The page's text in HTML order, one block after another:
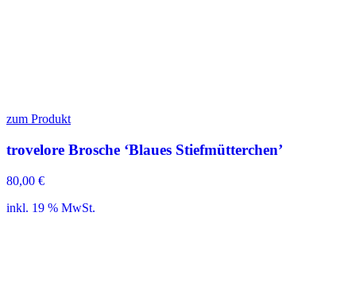
zum Produkt
trovelore Brosche ‘Blaues Stiefmütterchen’
80,00 €
inkl. 19 % MwSt.